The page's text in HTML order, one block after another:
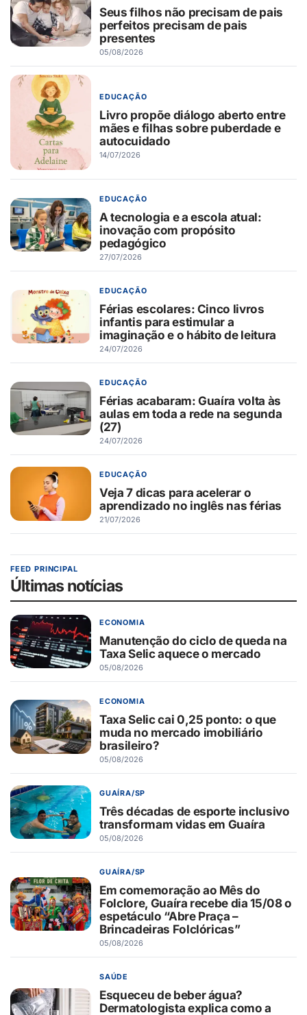
Seus filhos não precisam de pais
perfeitos precisam de pais
presentes
05/08/2026
EDUCAÇÃO
Livro propõe diálogo aberto entre
mães e filhas sobre puberdade e
autocuidado
14/07/2026
EDUCAÇÃO
A tecnologia e a escola atual:
inovação com propósito
pedagógico
27/07/2026
EDUCAÇÃO
Férias escolares: Cinco livros
infantis para estimular a
imaginação e o hábito de leitura
24/07/2026
EDUCAÇÃO
Férias acabaram: Guaíra volta às
aulas em toda a rede na segunda
(27)
24/07/2026
EDUCAÇÃO
Veja 7 dicas para acelerar o
aprendizado no inglês nas férias
21/07/2026
FEED PRINCIPAL
Últimas notícias
ECONOMIA
Manutenção do ciclo de queda na
Taxa Selic aquece o mercado
05/08/2026
ECONOMIA
Taxa Selic cai 0,25 ponto: o que
muda no mercado imobiliário
brasileiro?
05/08/2026
GUAÍRA/SP
Três décadas de esporte inclusivo
transformam vidas em Guaíra
05/08/2026
GUAÍRA/SP
Em comemoração ao Mês do
Folclore, Guaíra recebe dia 15/08 o
espetáculo “Abre Praça –
Brincadeiras Folclóricas”
05/08/2026
SAÚDE
Esqueceu de beber água?
Dermatologista explica como a